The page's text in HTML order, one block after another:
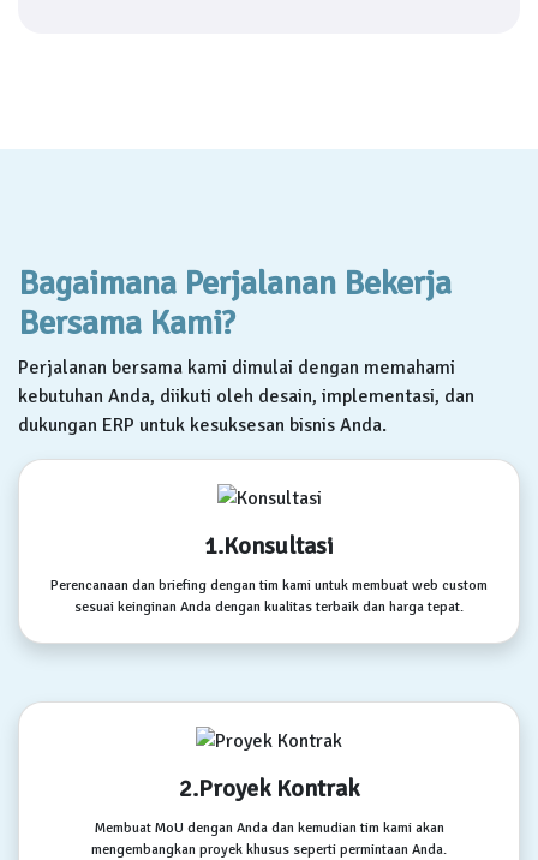
Bagaimana Perjalanan Bekerja
Bersama Kami?
Perjalanan bersama kami dimulai dengan memahami
kebutuhan Anda, diikuti oleh desain, implementasi, dan
dukungan ERP untuk kesuksesan bisnis Anda.
1.Konsultasi
Perencanaan dan briefing dengan tim kami untuk membuat web custom
sesuai keinginan Anda dengan kualitas terbaik dan harga tepat.
2.Proyek Kontrak
Membuat MoU dengan Anda dan kemudian tim kami akan
mengembangkan proyek khusus seperti permintaan Anda.